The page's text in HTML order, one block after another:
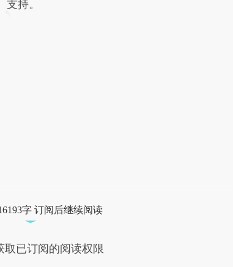
支持。
字 订阅后继续阅读
已订阅的阅读权限